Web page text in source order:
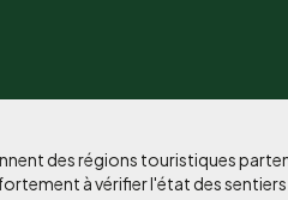
des régions touristiques
à vérifier l'état des